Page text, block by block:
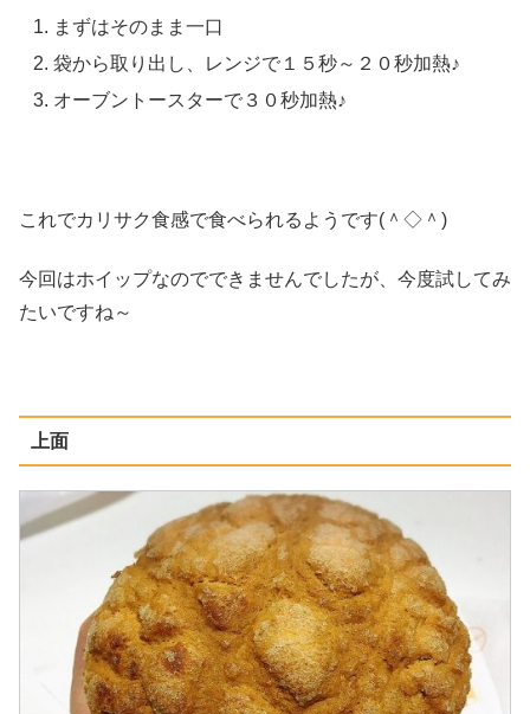
まずはそのまま一口
袋から取り出し、レンジで１５秒～２０秒加熱♪
オーブントースターで３０秒加熱♪
これでカリサク食感で食べられるようです(＾◇＾)
今回はホイップなのでできませんでしたが、今度試してみ
たいですね～
上面